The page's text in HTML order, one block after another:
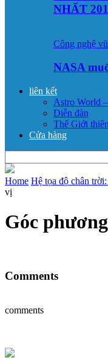
NHẤT
Công nghệ
NASA
liên kết
Astro World
Diễn đàn
Thế Giới
Cửa hàng
Home Hệ tọa độ chân
vị
Góc
Comments
comments